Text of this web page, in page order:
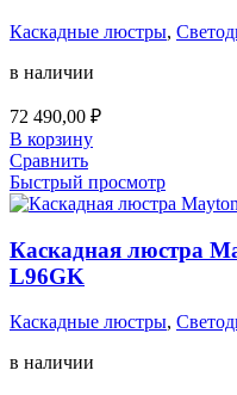
Каскадные люстры,
в наличии
72 490,00 ₽
В корзину
Сравнить
Быстрый просмотр
Каскадная люстра
L96GK
Каскадные люстры,
в наличии